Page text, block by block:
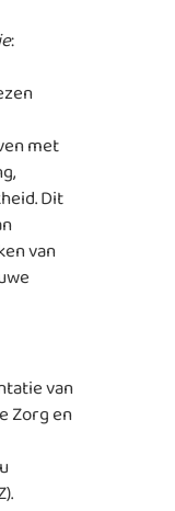
:
met
Dit
van
van
Zorg en